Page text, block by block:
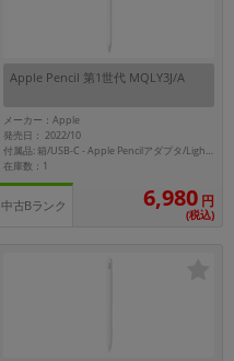
Apple Pencil 第1世代 MQLY3J/A
メーカー：Apple
発売日： 2022/10
付属品: 箱/USB-C - Apple Pencilアダプタ/Lightningコネクタ/交換用ペン先/マニュアル
在庫数：1
中古Bランク 6,980 円
(税込)